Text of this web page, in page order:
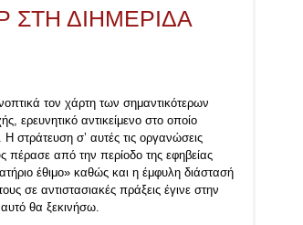
ΣΤΗ ΔΙΗΜΕΡΙΔΑ
τον χάρτη των σημαντικότερων
ερευνητικό αντικείμενο στο οποίο
σ’ αυτές τις οργανώσεις
πέρασε από την περίοδο της εφηβείας
έθιμο» καθώς και η έμφυλη διάστασή
σε αντιστασιακές πράξεις έγινε στην
θα ξεκινήσω.